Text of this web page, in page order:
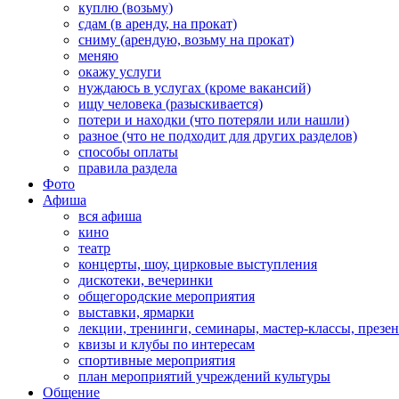
куплю (возьму)
сдам (в аренду, на прокат)
сниму (арендую, возьму на прокат)
меняю
окажу услуги
нуждаюсь в услугах (кроме вакансий)
ищу человека (разыскивается)
потери и находки (что потеряли или нашли)
разное (что не подходит для других разделов)
способы оплаты
правила раздела
Фото
Афиша
вся афиша
кино
театр
концерты, шоу, цирковые выступления
дискотеки, вечеринки
общегородские мероприятия
выставки, ярмарки
лекции, тренинги, семинары, мастер-классы,
квизы и клубы по интересам
спортивные мероприятия
план мероприятий учреждений культуры
Общение